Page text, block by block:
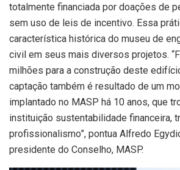
totalmente financiada por doações de
sem uso de leis de incentivo. Essa
característica histórica do museu de
civil em seus mais diversos projetos.
milhões para a construção deste
captação também é resultado de um
implantado no MASP há 10 anos, que
instituição sustentabilidade financeira,
profissionalismo”, pontua Alfredo
presidente do Conselho, MASP.